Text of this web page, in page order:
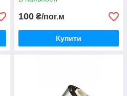
100 ₴/пог.м
Купити